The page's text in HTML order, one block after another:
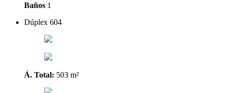
Baños 1
Dúplex 604
Á. Total: 503 m²